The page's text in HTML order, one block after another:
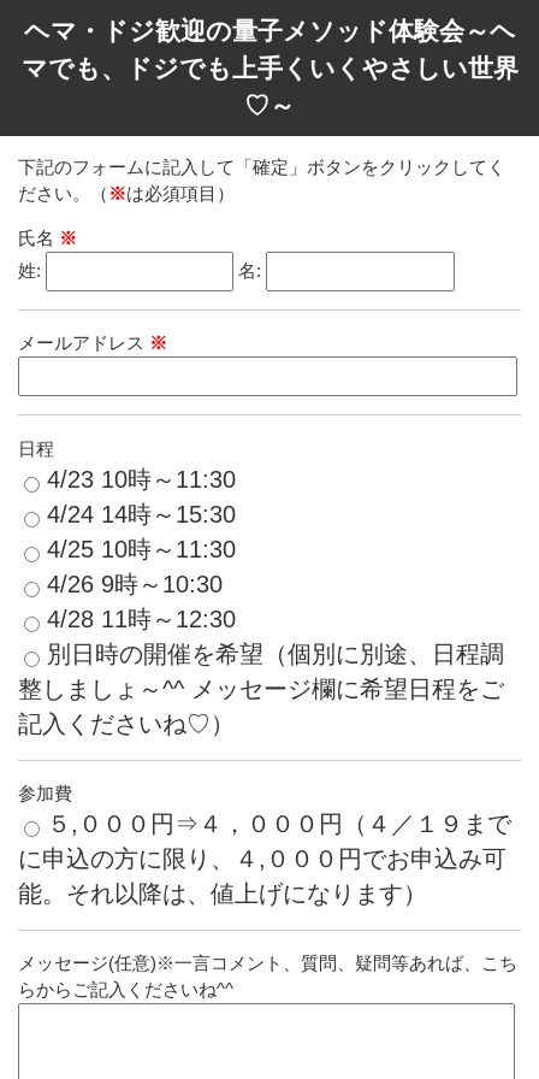
ヘマ・ドジ歓迎の量子メソッド体験会～ヘ
マでも、ドジでも上手くいくやさしい世界
♡～
下記のフォームに記入して「確定」ボタンをクリックしてく
ださい。（ ※は必須項目）
氏名 ※
姓:
名:
メールアドレス ※
日程
4/23 10時～11:30
4/24 14時～15:30
4/25 10時～11:30
4/26 9時～10:30
4/28 11時～12:30
別日時の開催を希望（個別に別途、日程調
整しましょ～^^ メッセージ欄に希望日程をご
記入くださいね♡）
参加費
５,０００円⇒４，０００円（４／１９まで
に申込の方に限り、４,０００円でお申込み可
能。それ以降は、値上げになります）
メッセージ(任意)※一言コメント、質問、疑問等あれば、こち
らからご記入くださいね^^